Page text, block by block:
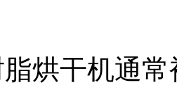
干机通常